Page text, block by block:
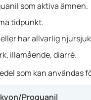
som aktiva ämnen.
tidpunkt.
har allvarlig
illamående, diarré.
som kan användas
Proguanil